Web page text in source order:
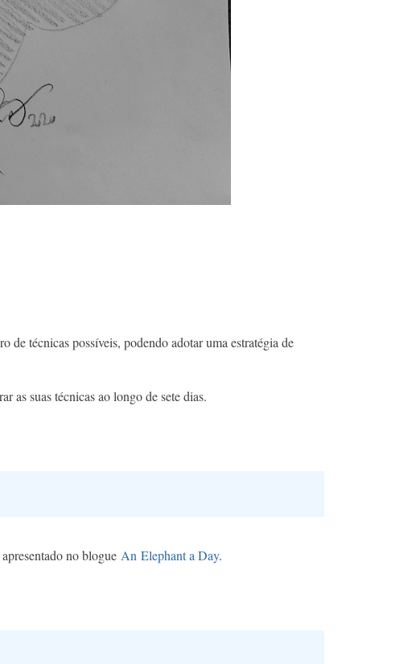
de técnicas possíveis, podendo adotar uma estratégia de
as suas técnicas ao longo de sete dias.
no blogue An Elephant a Day.